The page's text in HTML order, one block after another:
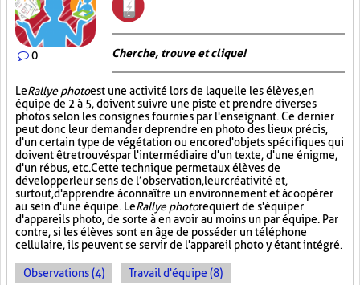
0 Cherche, trouve et clique !
LeRallye photoest une activité lors de laquelle les élèves, en
équipe de 2 à 5, doivent suivre une piste et prendre diverses
photos selon les consignes fournies par l'enseignant. Ce dernier
peut donc leur demander de prendre en photo des lieux précis,
d'un certain type de végétation ou encore d'objets spécifiques qui
doivent être trouvés par l'intermédiaire d'un texte, d'une énigme,
d'un rébus, etc. Cette technique permet aux élèves de
développer leur sens de l’observation, leur créativité et,
surtout, d'apprendre à connaître un environnement et à coopérer
au sein d'une équipe. LeRallye photorequiert de s'équiper
d'appareils photo, de sorte à en avoir au moins un par équipe. Par
contre, si les élèves sont en âge de posséder un téléphone
cellulaire, ils peuvent se servir de l'appareil photo y étant intégré.
Observations (4) Travail d'équipe (8)